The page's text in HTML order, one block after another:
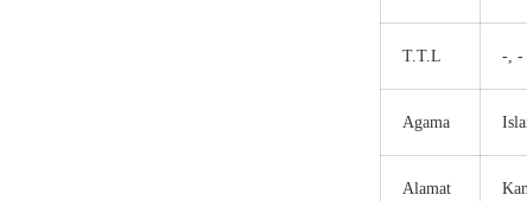
T.T.L -, -
Agama
Alamat